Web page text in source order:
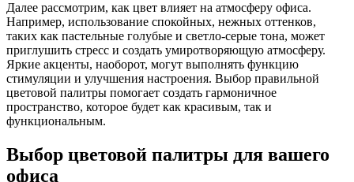
Далее рассмотрим, как цвет влияет на атмосферу офиса.
Например, использование спокойных, нежных оттенков,
таких как пастельные голубые и светло-серые тона, может
приглушить стресс и создать умиротворяющую атмосферу.
Яркие акценты, наоборот, могут выполнять функцию
стимуляции и улучшения настроения. Выбор правильной
цветовой палитры помогает создать гармоничное
пространство, которое будет как красивым, так и
функциональным.
Выбор цветовой палитры для вашего
офиса